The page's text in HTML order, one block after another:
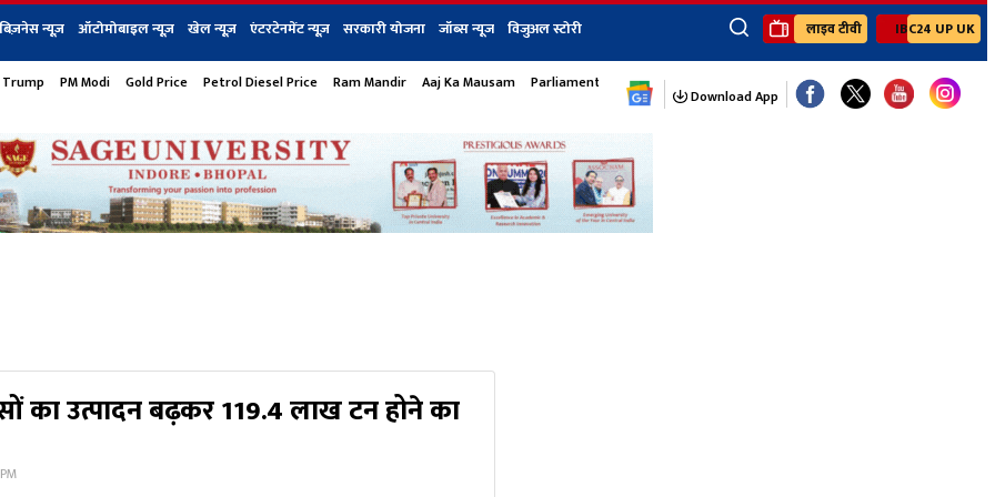
बिज़नेस न्यूज़ ऑटोमोबाइल न्यूज़ खेल न्यूज़ एंटरटेनमेंट न्यूज़ सरकारी योजना जॉब्स न्यूज विजुअल स्टोरी
×
बिज़नेस टेक न्यूज धर्म ऑटोमोबाइल एंटरटेनमेंट खेल जॉब्स न्यूज Youtube Channels
लाइव टीवी IBC24 UP UK
PM Modi Gold Price Petrol Diesel Price Ram Mandir Aaj Ka Mausam Parliament Monsoon Session
Download App
का उत्पादन बढ़कर 119.4 लाख टन होने का